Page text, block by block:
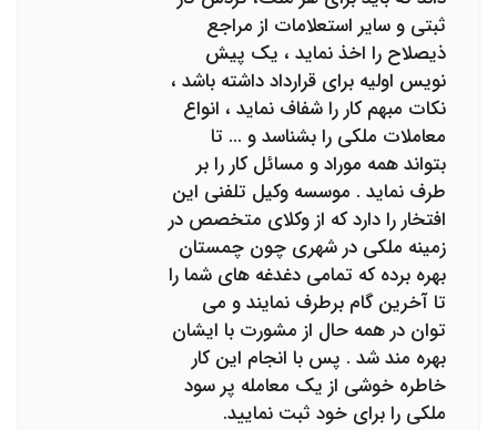
ثبتی و سایر استعلامات از مراجع
ذیصلاح را اخذ نماید ، یک پیش
نویس اولیه برای قرارداد داشته باشد ،
نکات مبهم کار را شفاف نماید ، انواع
معاملات ملکی را بشناسد و ... تا
بتواند همه موراد و مسائل کار را بر
طرف نماید . موسسه وکیل تلفنی این
افتخار را دارد که از وکلای متخصص در
زمینه ملکی در شهری چون چمستان
بهره برده که تمامی دغدغه های شما را
تا آخرین گام برطرف نمایند و می
توان در همه حال از مشورت با ایشان
بهره مند شد . پس با انجام این کار
خاطره خوشی از یک معامله پر سود
ملکی را برای خود ثبت نمایید.